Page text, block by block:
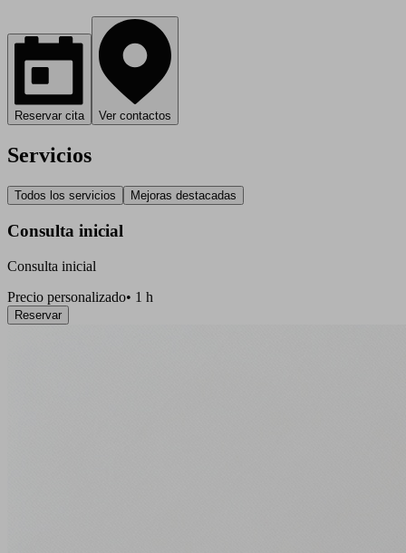
Reservar cita Ver contactos
Servicios
Todos los servicios Mejoras destacadas
Consulta inicial
Consulta inicial
Precio personalizado• 1 h
Reservar